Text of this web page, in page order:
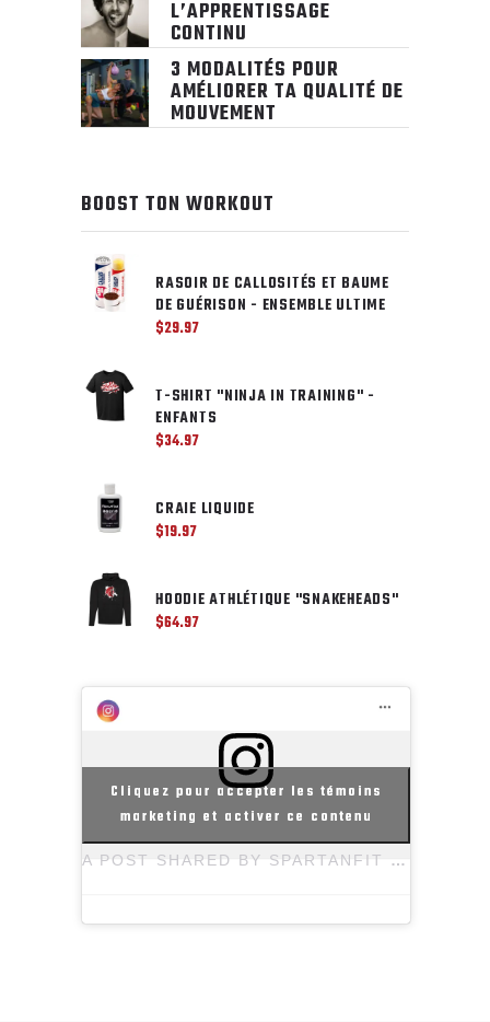
L’APPRENTISSAGE
CONTINU
3 MODALITÉS POUR
AMÉLIORER TA QUALITÉ DE
MOUVEMENT
BOOST TON WORKOUT
RASOIR DE CALLOSITÉS ET BAUME
DE GUÉRISON - ENSEMBLE ULTIME
$29.97
T-SHIRT "NINJA IN TRAINING" -
ENFANTS
$34.97
CRAIE LIQUIDE
$19.97
HOODIE ATHLÉTIQUE "SNAKEHEADS"
$64.97
A POST SHARED BY SPARTANFIT | FITNESS • OBSTACLES (@KOMPRABOOTCAMP.CA)
Cliquez pour accepter les témoins
marketing et activer ce contenu